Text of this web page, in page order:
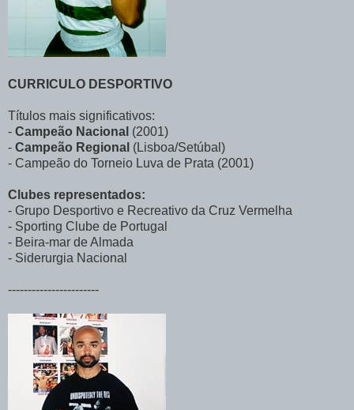
CURRICULO DESPORTIVO
Títulos mais significativos:
- Campeão Nacional (2001)
- Campeão Regional (Lisboa/Setúbal)
- Campeão do Torneio Luva de Prata (2001)
Clubes representados:
- Grupo Desportivo e Recreativo da Cruz Vermelha
- Sporting Clube de Portugal
- Beira-mar de Almada
- Siderurgia Nacional
-----------------------